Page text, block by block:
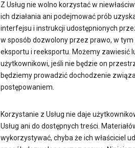
Z Usług nie wolno korzystać w
ich działania ani podejmować prób
interfejsu i instrukcji udostępnionych
w sposób dozwolony przez prawo, w
eksportu i reeksportu. Możemy zawiesić
użytkownikowi, jeśli nie będzie on
będziemy prowadzić dochodzenie
postępowaniem.
Korzystanie z Usług nie daje
Usług ani do dostępnych treści.
wykorzystywać, chyba że ich właściciel